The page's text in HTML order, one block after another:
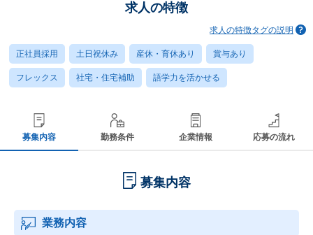
求人の特徴
求人の特徴タグの説明
正社員採用 土日祝休み 産休・育休あり 賞与あり
フレックス 社宅・住宅補助 語学力を活かせる
募集内容 勤務条件 企業情報 応募の流れ
募集内容
業務内容